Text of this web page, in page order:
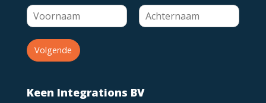
Volgende
Keen Integrations BV